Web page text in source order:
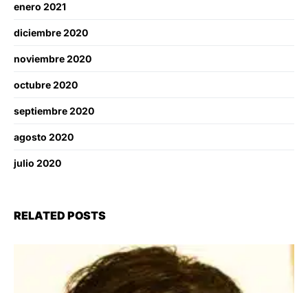
enero 2021
diciembre 2020
noviembre 2020
octubre 2020
septiembre 2020
agosto 2020
julio 2020
RELATED POSTS